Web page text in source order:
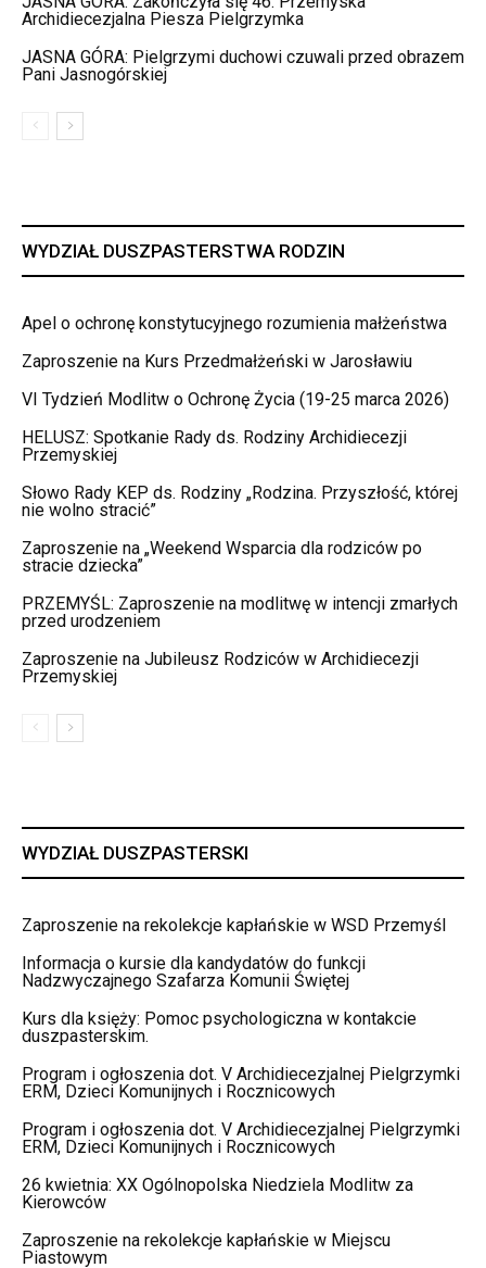
Archidiecezjalna Piesza Pielgrzymka
JASNA GÓRA: Pielgrzymi duchowi czuwali przed obrazem
Pani Jasnogórskiej
WYDZIAŁ DUSZPASTERSTWA RODZIN
Apel o ochronę konstytucyjnego rozumienia małżeństwa
Zaproszenie na Kurs Przedmałżeński w Jarosławiu
VI Tydzień Modlitw o Ochronę Życia (19-25 marca 2026)
HELUSZ: Spotkanie Rady ds. Rodziny Archidiecezji
Przemyskiej
Słowo Rady KEP ds. Rodziny „Rodzina. Przyszłość, której
nie wolno stracić”
Zaproszenie na „Weekend Wsparcia dla rodziców po
stracie dziecka”
PRZEMYŚL: Zaproszenie na modlitwę w intencji zmarłych
przed urodzeniem
Zaproszenie na Jubileusz Rodziców w Archidiecezji
Przemyskiej
WYDZIAŁ DUSZPASTERSKI
Zaproszenie na rekolekcje kapłańskie w WSD Przemyśl
Informacja o kursie dla kandydatów do funkcji
Nadzwyczajnego Szafarza Komunii Świętej
Kurs dla księży: Pomoc psychologiczna w kontakcie
duszpasterskim.
Program i ogłoszenia dot. V Archidiecezjalnej Pielgrzymki
ERM, Dzieci Komunijnych i Rocznicowych
Program i ogłoszenia dot. V Archidiecezjalnej Pielgrzymki
ERM, Dzieci Komunijnych i Rocznicowych
26 kwietnia: XX Ogólnopolska Niedziela Modlitw za
Kierowców
Zaproszenie na rekolekcje kapłańskie w Miejscu
Piastowym